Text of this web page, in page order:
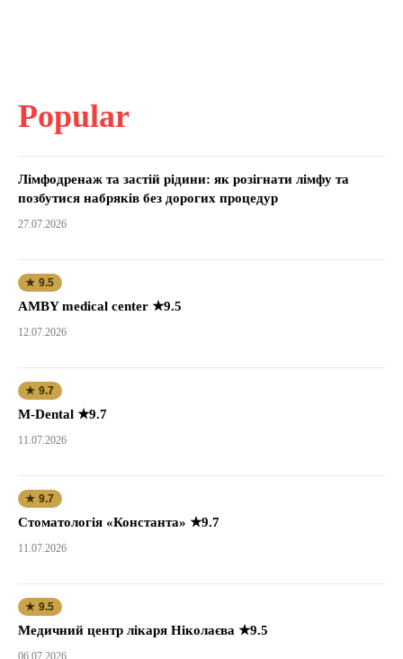
Popular
Лімфодренаж та застій рідини: як розігнати лімфу та
позбутися набряків без дорогих процедур
27.07.2026
★ 9.5
AMBY medical center ★9.5
12.07.2026
★ 9.7
M-Dental ★9.7
11.07.2026
★ 9.7
Стоматологія «Константа» ★9.7
11.07.2026
★ 9.5
Медичний центр лікаря Ніколаєва ★9.5
06.07.2026